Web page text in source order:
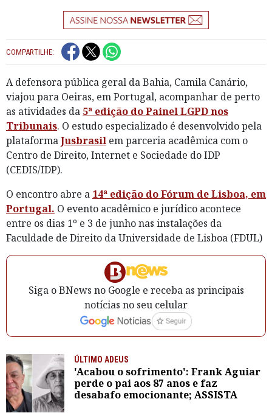
COMPARTILHE:
A defensora pública geral da Bahia, Camila Canário,
viajou para Oeiras, em Portugal, acompanhar de perto
as atividades da 5ª edição do Painel LGPD nos
Tribunais. O estudo especializado é desenvolvido pela
plataformaJusbrasil em parceria acadêmica com o
Centro de Direito, Internet e Sociedade do IDP
(CEDIS/IDP).
O encontro abre a 14ª edição do Fórum de Lisboa, em
Portugal. O evento acadêmico e jurídico acontece
entre os dias 1º e 3 de junho nas instalações da
Faculdade de Direito da Universidade de Lisboa (FDUL)
Siga o BNews no Google e receba as principais
notícias no seu celular
ÚLTIMO ADEUS
'Acabou o sofrimento': Frank Aguiar
perde o pai aos 87 anos e faz
desabafo emocionante; ASSISTA